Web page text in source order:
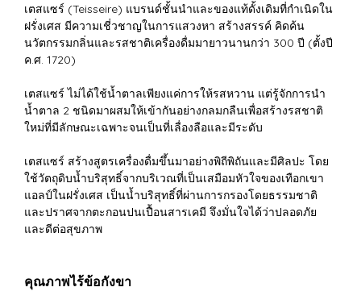
เตสแซร์ (Teisseire) แบรนด์ชั้นนำและของแท้ดั้งเดิมที่กำเนิดใน
ฝรั่งเศส มีความเชี่วชาญในการแสวงหา สร้างสรรค์ คิดค้น
นวัตกรรมกลิ่นและรสชาติเครื่องดื่มมายาวนานกว่า 300 ปี (ตั้งปี
ค.ศ. 1720)
เตสแซร์ ไม่ได้ใช้น้ำตาลเพียงแค่การให้รสหวาน แต่รู้จักการนำ
น้ำตาล 2 ชนิดมาผสมให้เข้ากันอย่างกลมกลืนเพื่อสร้างรสชาติ
ใหม่ที่มีลักษณะเฉพาะจนเป็นที่เลื่องลือและมีระดับ
เตสแซร์ สร้างสูตรเครื่องดื่มขึ้นมาอย่างพิถีพิถันและมีศิลปะ โดย
ใช้วัตถุดิบน้ำบริสุทธิ์จากบริเวณที่เป็นเสมือมหัวใจของเทือกเขา
แอลป์ในฝรั่งเศส เป็นน้ำบริสุทธิ์ที่ผ่านการกรองโดยธรรมชาติ
และปราศจากตะกอนปนเปื้อนสารเคมี จึงมั่นใจได้ว่าปลอดภัย
และดีต่อสุขภาพ
คุณภาพไร้ข้อกังขา